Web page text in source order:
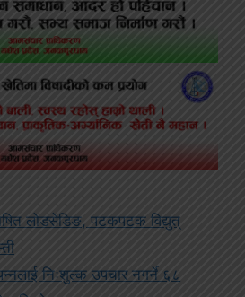
लोडसेडिङ, पटकपटक विद्युत्
निःशुल्क उपचार नगर्ने ६८